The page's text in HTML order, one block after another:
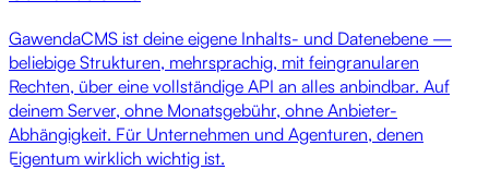
GawendaCMS ist deine eigene Inhalts- und Datenebene —
beliebige Strukturen, mehrsprachig, mit feingranularen
Rechten, über eine vollständige API an alles anbindbar. Auf
deinem Server, ohne Monatsgebühr, ohne Anbieter-
Abhängigkeit. Für Unternehmen und Agenturen, denen
Eigentum wirklich wichtig ist.